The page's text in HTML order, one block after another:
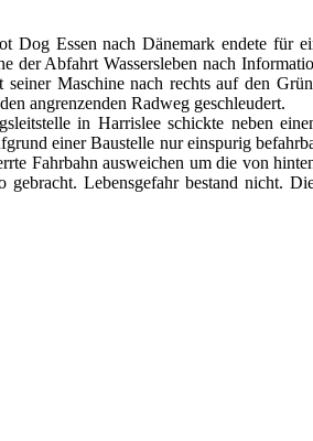
Essen nach Dänemark endete für
Abfahrt Wassersleben nach
Maschine nach rechts auf den
angrenzenden Radweg geschleudert.
in Harrislee schickte neben
einer Baustelle nur einspurig
Fahrbahn ausweichen um die von
Lebensgefahr bestand nicht.